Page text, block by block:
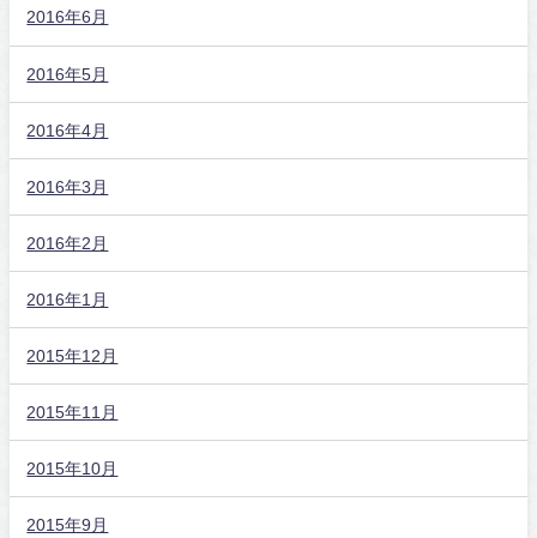
2016年6月
2016年5月
2016年4月
2016年3月
2016年2月
2016年1月
2015年12月
2015年11月
2015年10月
2015年9月